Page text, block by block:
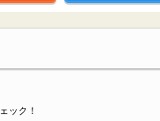
ック！